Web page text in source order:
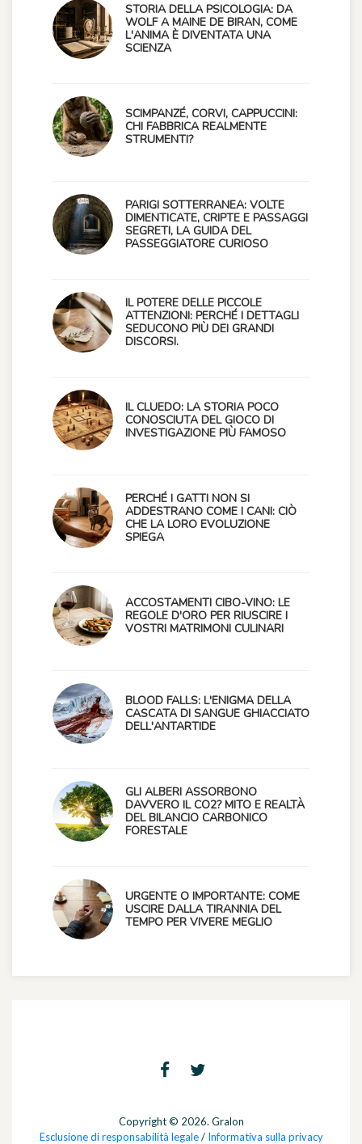
STORIA DELLA PSICOLOGIA: DA
WOLF A MAINE DE BIRAN, COME
L'ANIMA È DIVENTATA UNA
SCIENZA
SCIMPANZÉ, CORVI, CAPPUCCINI:
CHI FABBRICA REALMENTE
STRUMENTI?
PARIGI SOTTERRANEA: VOLTE
DIMENTICATE, CRIPTE E PASSAGGI
SEGRETI, LA GUIDA DEL
PASSEGGIATORE CURIOSO
IL POTERE DELLE PICCOLE
ATTENZIONI: PERCHÉ I DETTAGLI
SEDUCONO PIÙ DEI GRANDI
DISCORSI.
IL CLUEDO: LA STORIA POCO
CONOSCIUTA DEL GIOCO DI
INVESTIGAZIONE PIÙ FAMOSO
PERCHÉ I GATTI NON SI
ADDESTRANO COME I CANI: CIÒ
CHE LA LORO EVOLUZIONE
SPIEGA
ACCOSTAMENTI CIBO-VINO: LE
REGOLE D'ORO PER RIUSCIRE I
VOSTRI MATRIMONI CULINARI
BLOOD FALLS: L'ENIGMA DELLA
CASCATA DI SANGUE GHIACCIATO
DELL'ANTARTIDE
GLI ALBERI ASSORBONO
DAVVERO IL CO2? MITO E REALTÀ
DEL BILANCIO CARBONICO
FORESTALE
URGENTE O IMPORTANTE: COME
USCIRE DALLA TIRANNIA DEL
TEMPO PER VIVERE MEGLIO
Copyright © 2026. Gralon
Esclusione di responsabilità legale/ Informativa sulla privacy